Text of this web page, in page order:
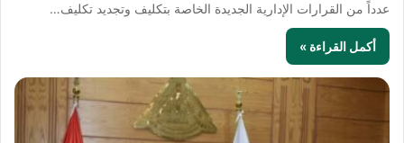
عدداً من القرارات الإدارية الجديدة الخاصة بتكليف وتجديد تكليف…
أكمل القراءة »